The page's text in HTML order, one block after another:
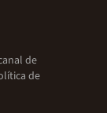
de
de